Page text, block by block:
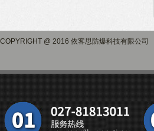
COPYRIGHT @ 2016 依客思防爆科技有限公司